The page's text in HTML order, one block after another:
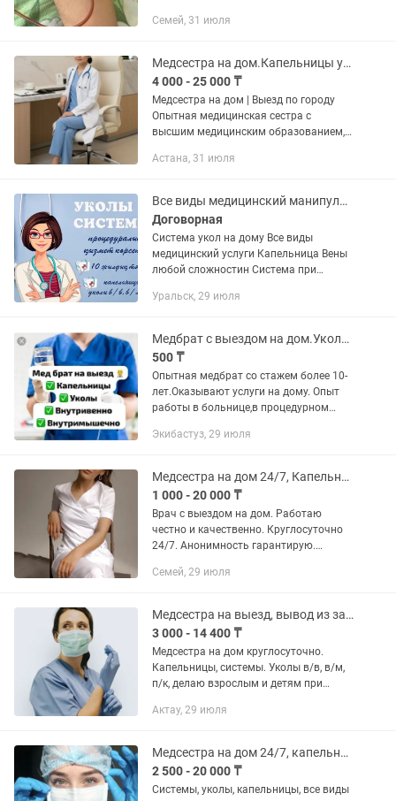
Аутогемотерапия Физио процедуры
Перевязки...
Семей, 31 июля
Медсестра на дом.Капельницы уколы для детей и взрослых.
4 000 - 25 000 ₸
Медсестра на дом | Выезд по городу
Опытная медицинская сестра с
высшим медицинским образованием,
медицинское учебное заведение в
на...
Астана, 31 июля
Все виды медицинский манипуляций
Договорная
Система укол на дому Все виды
медицинский услуги Капельница Вены
любой сложностин Система при
при высокий давление Обработка раны
Уральск, 29 июля
Медбрат с выездом на дом.Уколы и системы (капельницы). Оплата договорная.
500 ₸
Опытная медбрат со стажем более 10-
лет.Оказывают услуги на дому. Опыт
работы в больнице,в процедурном
смотровом кабинете. 1. Выезд на дом
Экибастуз, 29 июля
Медсестра на дом 24/7, Капельница , вывод из запоя, интоксикация
1 000 - 20 000 ₸
Врач с выездом на дом. Работаю
честно и качественно. Круглосуточно
24/7. Анонимность гарантирую.
Работаю с любыми пациентами и
Семей, 29 июля
Медсестра на выезд, вывод из запоя, капельница, интоксикация, похмелье
3 000 - 14 400 ₸
Медсестра на дом круглосуточно.
Капельницы, системы. Уколы в/в, в/м,
п/к, делаю взрослым и детям при
добросовестно. Все качественно и
Актау, 29 июля
Медсестра на дом 24/7, капельница, вывод из запоя, интоксикация
2 500 - 20 000 ₸
Системы, уколы, капельницы, все виды